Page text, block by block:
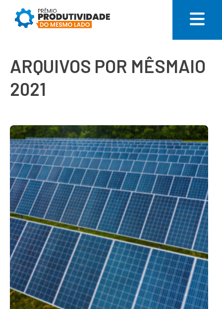
ARQUIVOS POR MÊSMAIO
2021